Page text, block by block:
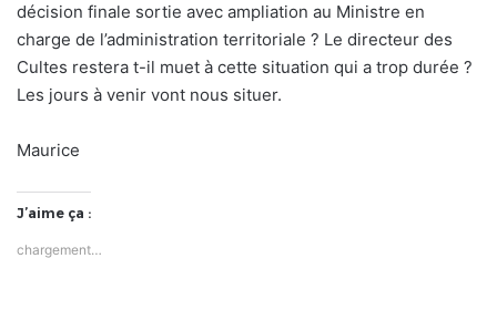
décision finale sortie avec ampliation au Ministre en
charge de l’administration territoriale ? Le directeur des
Cultes restera t-il muet à cette situation qui a trop durée ?
Les jours à venir vont nous situer.
Maurice
J’aime ça :
chargement…